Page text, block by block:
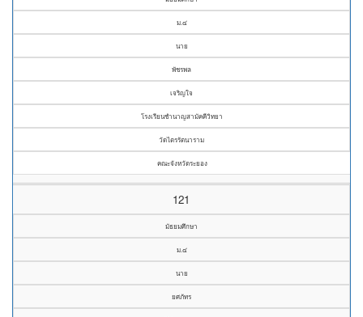
ม.๔
นาย
พัชรพล
เจริญใจ
โรงเรียนชำนาญสามัคคีวิทยา
วัดไตรรัตนาราม
คณะจังหวัดระยอง
121
มัธยมศึกษา
ม.๔
นาย
ยศภัทร